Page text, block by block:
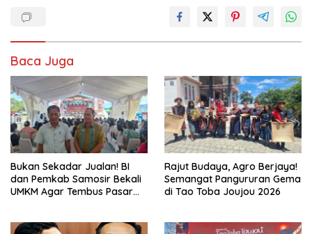
Baca Juga
Bukan Sekadar Jualan! BI
dan Pemkab Samosir Bekali
UMKM Agar Tembus Pasar
Rajut Budaya, Agro Berjaya!
Semangat Pangururan Gema
di Tao Toba Joujou 2026